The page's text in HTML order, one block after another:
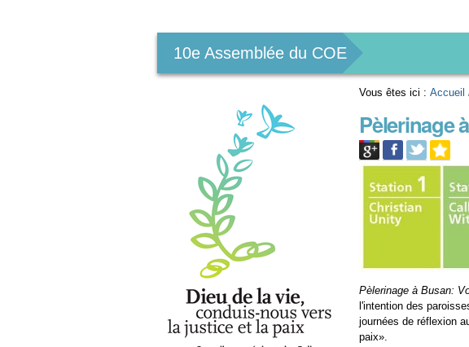
10e Assemblée du COE
Vous êtes ici : Accueil
Pèlerinage
Pèlerinage à Busan:
l'intention des
journées de réflexion
paix».